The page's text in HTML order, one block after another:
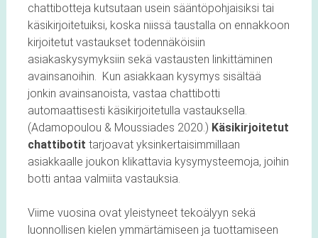
chattibotteja kutsutaan usein sääntöpohjaisiksi tai
käsikirjoitetuiksi, koska niissä taustalla on ennakkoon
kirjoitetut vastaukset todennäköisiin
asiakaskysymyksiin sekä vastausten linkittäminen
avainsanoihin. Kun asiakkaan kysymys sisältää
jonkin avainsanoista, vastaa chattibotti
automaattisesti käsikirjoitetulla vastauksella.
(Adamopoulou & Moussiades 2020.) Käsikirjoitetut
chattibotit tarjoavat yksinkertaisimmillaan
asiakkaalle joukon klikattavia kysymysteemoja, joihin
botti antaa valmiita vastauksia.
Viime vuosina ovat yleistyneet tekoälyyn sekä
luonnollisen kielen ymmärtämiseen ja tuottamiseen